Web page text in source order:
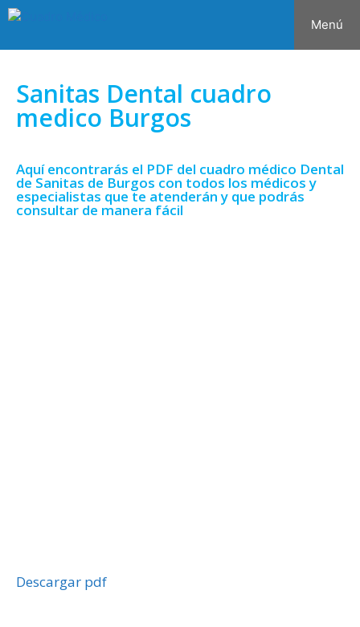
Menú
Sanitas Dental cuadro
medico Burgos
Aquí encontrarás el PDF del cuadro médico Dental
de Sanitas de Burgos con todos los médicos y
especialistas que te atenderán y que podrás
consultar de manera fácil
Descargar pdf